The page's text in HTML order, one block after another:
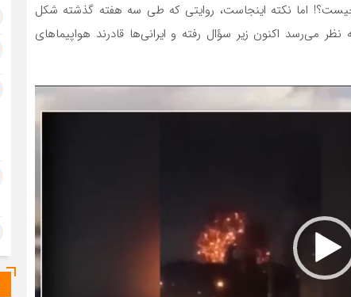
اما نکته اینجاست، روایتی که طی سه هفته گذشته شکل
نظر می‌رسد اکنون زیر سؤال رفته و ایرانی‌ها قادرند هواپیماهای